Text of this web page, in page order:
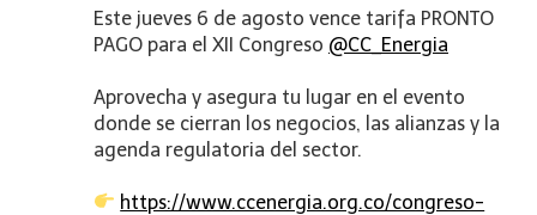
Este jueves 6 de agosto vence tarifa PRONTO
PAGO para el XII Congreso @CC_Energia
Aprovecha y asegura tu lugar en el evento
donde se cierran los negocios, las alianzas y la
agenda regulatoria del sector.
https://www.ccenergia.org.co/congreso-